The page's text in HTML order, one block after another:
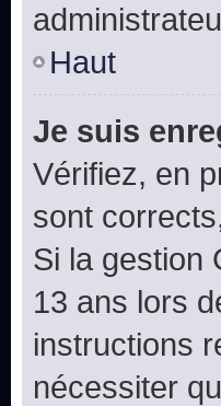
Haut
Je suis
Vérifiez, en
sont
Si la gestion
13 ans lors
instructions
nécessiter